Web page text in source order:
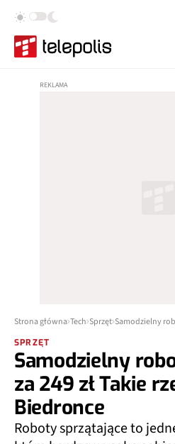
Strona główna Tech Sprzęt
SPRZĘT
Samodzielny
za 249 zł Takie
Biedronce
Roboty sprzątające to